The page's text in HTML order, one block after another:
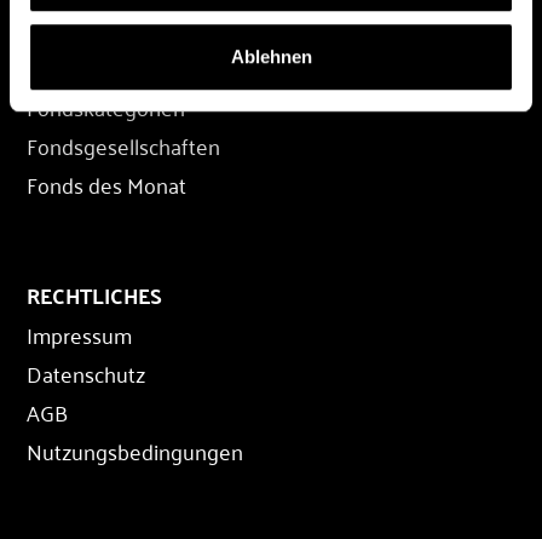
Ablehnen
FONDS
Fondskategorien
Fondsgesellschaften
Fonds des Monat
RECHTLICHES
Impressum
Datenschutz
AGB
Nutzungsbedingungen